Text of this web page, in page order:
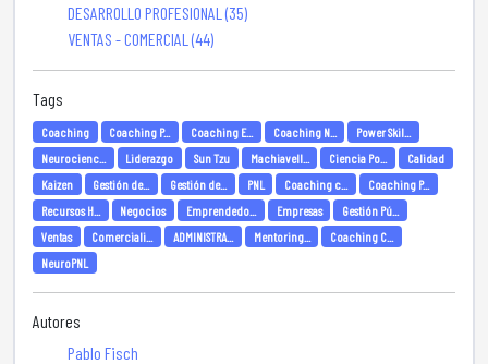
DESARROLLO PROFESIONAL (35)
VENTAS - COMERCIAL (44)
Tags
Coaching Coaching P... Coaching E... Coaching N...
Power Skil...
Neurocienc...
Liderazgo Sun Tzu Machiavell... Ciencia Po...
Calidad
Kaizen
Gestión de... Gestión de... PNL Coaching c...
Coaching P...
Recursos H...
Negocios Emprendedo... Empresas
Gestión Pú...
Ventas
Comerciali... ADMINISTRA... Mentoring...
Coaching C...
NeuroPNL
Autores
Pablo Fisch